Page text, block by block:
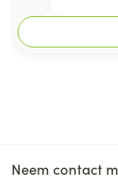
Neem contact